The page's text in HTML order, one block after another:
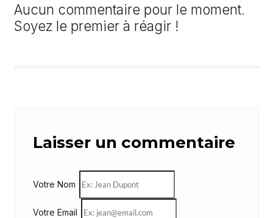
Aucun commentaire pour le moment.
Soyez le premier à réagir !
Laisser un commentaire
Votre Nom
Votre Email